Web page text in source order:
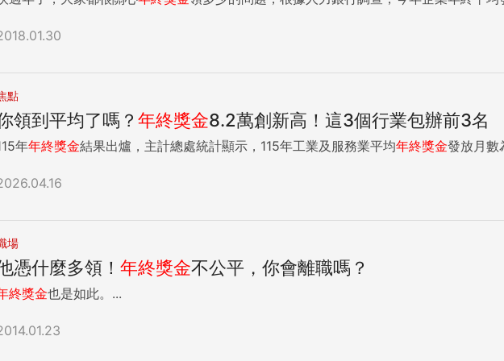
點
領到平均了嗎？ 年終獎金8.2萬創新高！這3個行業包辦前3名
年年終獎金結果出爐，主計總處統計顯示，115年工業及服務業平均年終獎金發放月數
場
憑什麼多領！ 年終獎金不公平，你會離職嗎？
終獎金也是如此。...